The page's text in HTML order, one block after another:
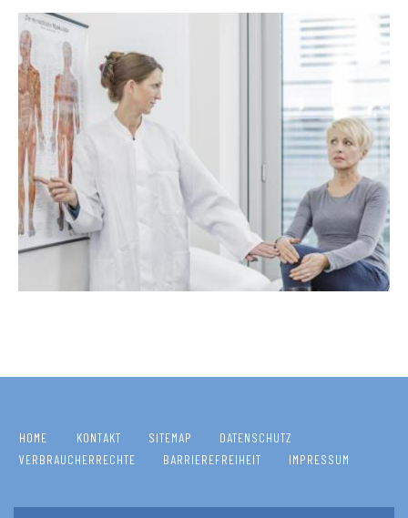
HOME KONTAKT SITEMAP
DATENSCHUTZ
VERBRAUCHERRECHTE
BARRIEREFREIHEIT IMPRESSUM